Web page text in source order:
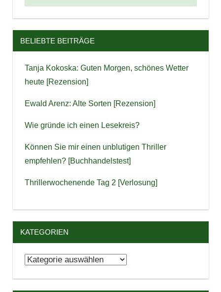
BELIEBTE BEITRÄGE
Tanja Kokoska: Guten Morgen, schönes Wetter
heute [Rezension]
Ewald Arenz: Alte Sorten [Rezension]
Wie gründe ich einen Lesekreis?
Können Sie mir einen unblutigen Thriller
empfehlen? [Buchhandelstest]
Thrillerwochenende Tag 2 [Verlosung]
KATEGORIEN
Kategorien